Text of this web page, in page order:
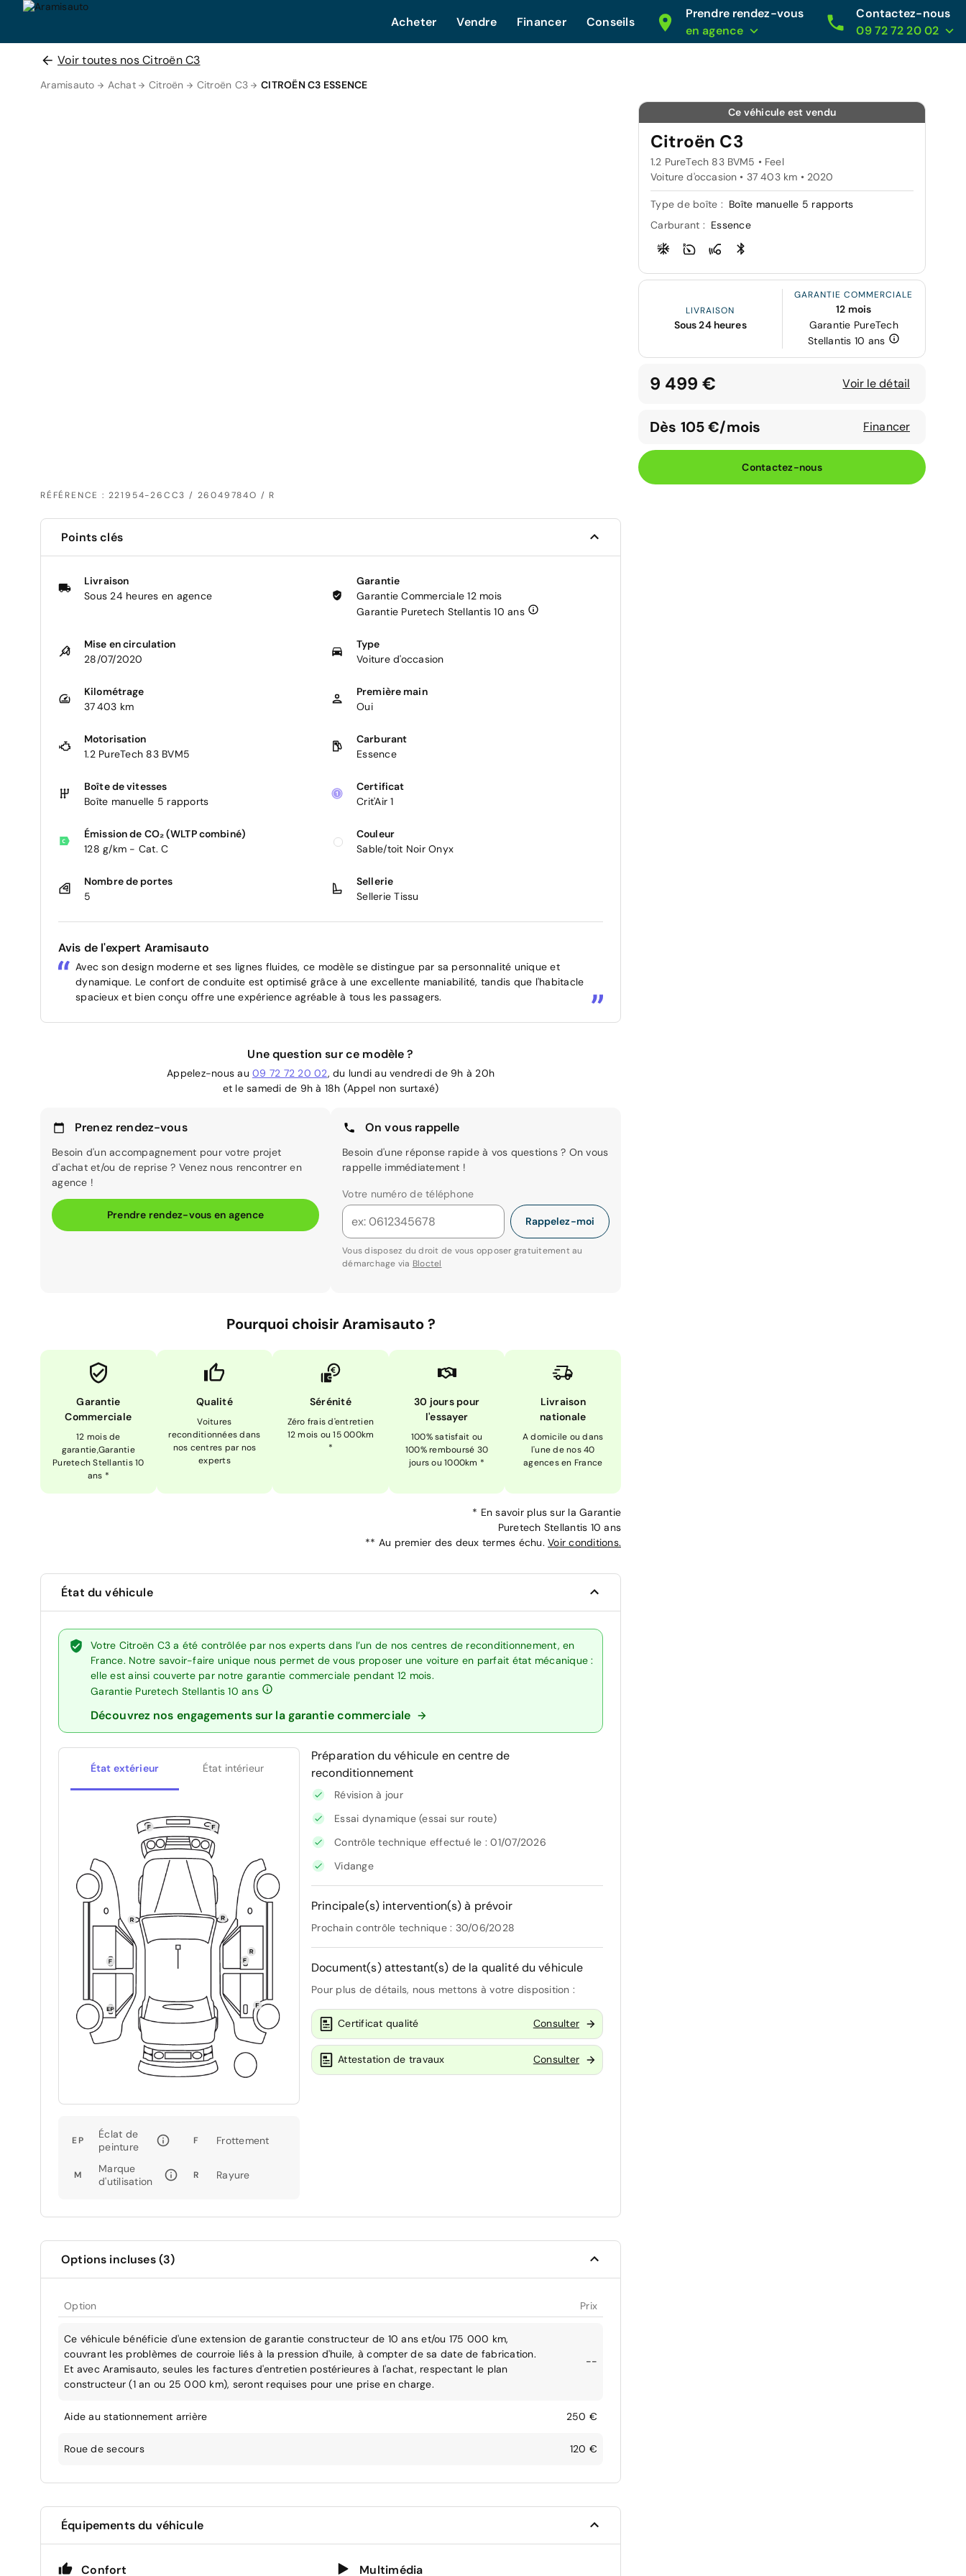
Acheter Vendre Financer Conseils
Prendre rendez-vous
en agence
Contactez-nous
09 72 72 20 02
Voir toutes nos Citroën C3
Aramisauto Achat Citroën Citroën C3 CITROËN C3 ESSENCE
RÉFÉRENCE : 221954-26CC3 / 26049784O / R
Ce véhicule est vendu
Citroën C3
1.2 PureTech 83 BVM5 • Feel
Voiture d'occasion • 37 403 km • 2020
Type de boîte : Boîte manuelle 5 rapports
Carburant : Essence
LIVRAISON
Sous 24 heures
GARANTIE COMMERCIALE
12 mois
Garantie PureTech
Stellantis 10 ans
9 499 € Voir le détail
Dès 105 €/mois Financer
Contactez-nous
Points clés
Livraison
Sous 24 heures en agence
Garantie
Garantie Commerciale 12 mois
Garantie Puretech Stellantis 10 ans
Mise en circulation
28/07/2020
Type
Voiture d'occasion
Kilométrage
37 403 km
Première main
Oui
Motorisation
1.2 PureTech 83 BVM5
Carburant
Essence
Boîte de vitesses
Boîte manuelle 5 rapports
Certificat
Crit'Air 1
Émission de CO₂ (WLTP combiné)
128 g/km - Cat. C
Couleur
Sable/toit Noir Onyx
Nombre de portes
5
Sellerie
Sellerie Tissu
Avis de l'expert Aramisauto
Avec son design moderne et ses lignes fluides, ce modèle se distingue par sa personnalité unique et
dynamique. Le confort de conduite est optimisé grâce à une excellente maniabilité, tandis que l'habitacle
spacieux et bien conçu offre une expérience agréable à tous les passagers.
Une question sur ce modèle ?
Appelez-nous au 09 72 72 20 02, du lundi au vendredi de 9h à 20h
et le samedi de 9h à 18h (Appel non surtaxé)
Prenez rendez-vous
Besoin d'un accompagnement pour votre projet
d'achat et/ou de reprise ? Venez nous rencontrer en
agence !
Prendre rendez-vous en agence
On vous rappelle
Besoin d'une réponse rapide à vos questions ? On vous
rappelle immédiatement !
Votre numéro de téléphone
Rappelez-moi
Vous disposez du droit de vous opposer gratuitement au
démarchage via Bloctel
Pourquoi choisir Aramisauto ?
Garantie
Commerciale
12 mois de
garantie,Garantie
Puretech Stellantis 10
ans *
Qualité
Voitures
reconditionnées dans
nos centres par nos
experts
Sérénité
Zéro frais d'entretien
12 mois ou 15 000km
*
30 jours pour
l'essayer
100% satisfait ou
100% remboursé 30
jours ou 1000km *
Livraison
nationale
A domicile ou dans
l'une de nos 40
agences en France
* En savoir plus sur la Garantie
Puretech Stellantis 10 ans
** Au premier des deux termes échu. Voir conditions.
État du véhicule
Votre Citroën C3 a été contrôlée par nos experts dans l’un de nos centres de reconditionnement, en
France. Notre savoir-faire unique nous permet de vous proposer une voiture en parfait état mécanique :
elle est ainsi couverte par notre garantie commerciale pendant 12 mois.
Garantie Puretech Stellantis 10 ans
Découvrez nos engagements sur la garantie commerciale
État extérieur État intérieur
EP
Éclat de
peinture
F Frottement
M
Marque
d'utilisation
R Rayure
Préparation du véhicule en centre de
reconditionnement
Révision à jour
Essai dynamique (essai sur route)
Contrôle technique effectué le : 01/07/2026
Vidange
Principale(s) intervention(s) à prévoir
Prochain contrôle technique : 30/06/2028
Document(s) attestant(s) de la qualité du véhicule
Pour plus de détails, nous mettons à votre disposition :
Certificat qualité Consulter
Attestation de travaux Consulter
Options incluses (3)
Option Prix
Ce véhicule bénéficie d'une extension de garantie constructeur de 10 ans et/ou 175 000 km,
couvrant les problèmes de courroie liés à la pression d'huile, à compter de sa date de fabrication.
Et avec Aramisauto, seules les factures d'entretien postérieures à l'achat, respectant le plan
constructeur (1 an ou 25 000 km), seront requises pour une prise en charge.
--
Aide au stationnement arrière 250 €
Roue de secours 120 €
Équipements du véhicule
Confort Multimédia